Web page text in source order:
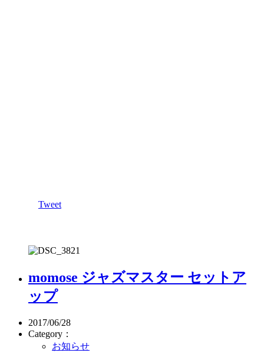
Tweet
momose ジャズマスター セットア
ップ
2017/06/28
Category：
お知らせ